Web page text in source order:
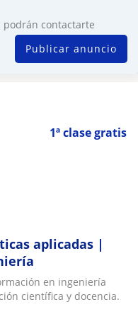
podrán contactarte
Publicar anuncio
1ª clase gratis
aplicadas |
en ingeniería
científica y docencia.